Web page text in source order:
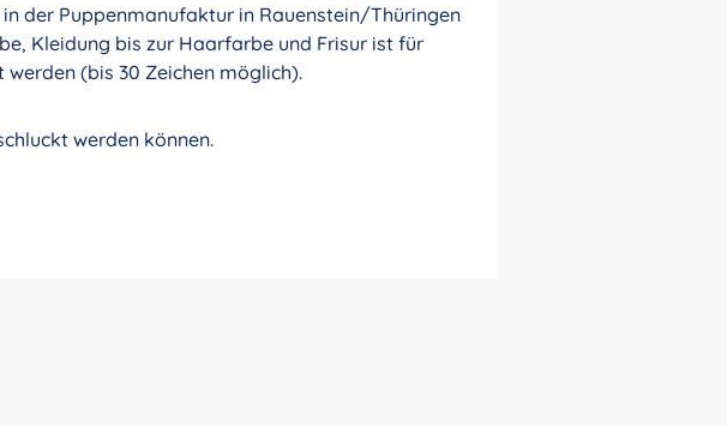
der Puppenmanufaktur in Rauenstein/Thüringen
Kleidung bis zur Haarfarbe und Frisur ist für
(bis 30 Zeichen möglich).
werden können.